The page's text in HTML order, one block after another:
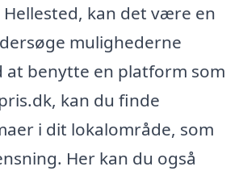
kan det være en
mulighederne
at benytte en platform som
kan du finde
i dit lokalområde, som
Her kan du også